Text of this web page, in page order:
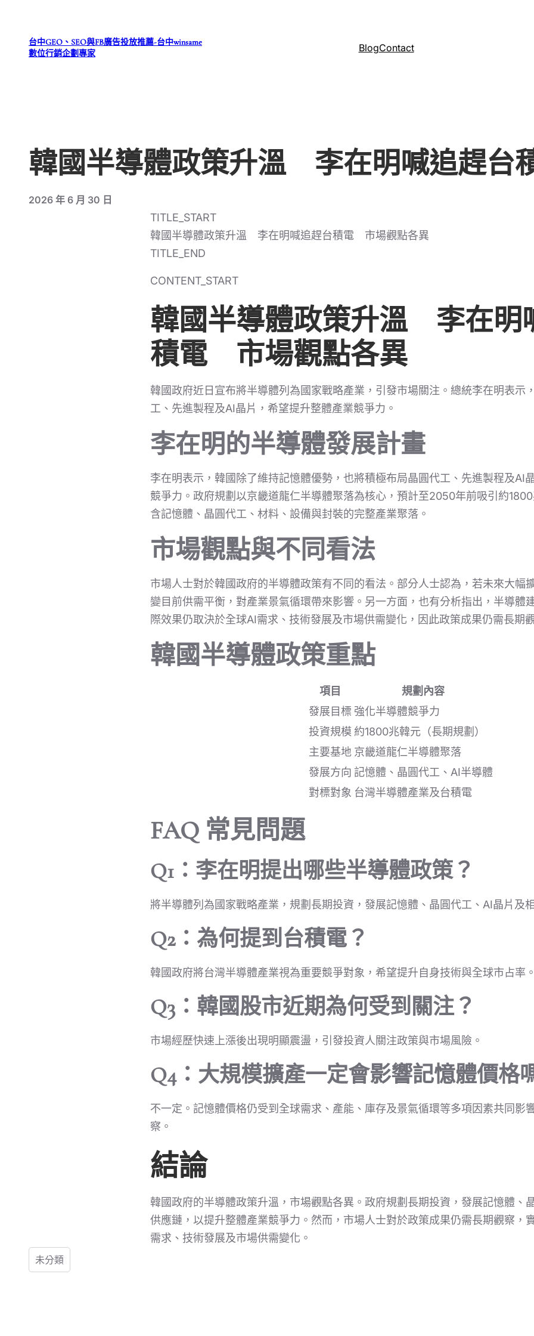
台中GEO、SEO與FB廣告投放推薦-台中winsame
數位行銷企劃專家
BlogContact
韓國半導體政策升溫 李在明喊追趕
2026 年 6 月 30 日
TITLE_START
韓國半導體政策升溫 李在明喊追趕台積電 市場觀點各異
TITLE_END
CONTENT_START
韓國半導體政策升溫 李在明
積電 市場觀點各異
韓國政府近日宣布將半導體列為國家戰略產業，引發市場關注。總統李在明表示
工、先進製程及AI晶片，希望提升整體產業競爭力。
李在明的半導體發展計畫
李在明表示，韓國除了維持記憶體優勢，也將積極布局晶圓代工、先進製程及AI
競爭力。政府規劃以京畿道龍仁半導體聚落為核心，預計至2050年前吸引約
含記憶體、晶圓代工、材料、設備與封裝的完整產業聚落。
市場觀點與不同看法
市場人士對於韓國政府的半導體政策有不同的看法。部分人士認為，若未來大幅
變目前供需平衡，對產業景氣循環帶來影響。另一方面，也有分析指出，半導體
際效果仍取決於全球AI需求、技術發展及市場供需變化，因此政策成果仍需長期
韓國半導體政策重點
項目
規劃內容
發展目標 強化半導體競爭力
投資規模 約1800兆韓元（長期規劃）
主要基地 京畿道龍仁半導體聚落
發展方向 記憶體、晶圓代工、AI半導體
對標對象 台灣半導體產業及台積電
FAQ 常見問題
Q1：李在明提出哪些半導體政策？
將半導體列為國家戰略產業，規劃長期投資，發展記憶體、晶圓代工、AI晶片及
Q2：為何提到台積電？
韓國政府將台灣半導體產業視為重要競爭對象，希望提升自身技術與全球市占率。
Q3：韓國股市近期為何受到關注？
市場經歷快速上漲後出現明顯震盪，引發投資人關注政策與市場風險。
Q4：大規模擴產一定會影響記憶體價格
不一定。記憶體價格仍受到全球需求、產能、庫存及景氣循環等多項因素共同影
察。
結論
韓國政府的半導體政策升溫，市場觀點各異。政府規劃長期投資，發展記憶體、
供應鏈，以提升整體產業競爭力。然而，市場人士對於政策成果仍需長期觀察，
需求、技術發展及市場供需變化。
未分類